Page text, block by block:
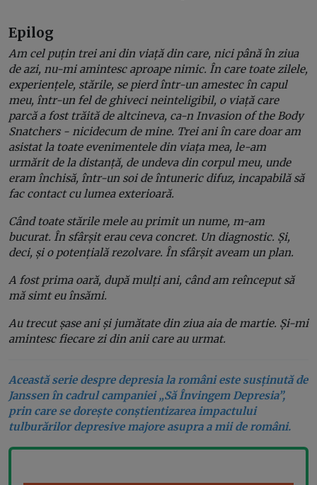
Epilog
Am cel puțin trei ani din viață din care, nici până în ziua
de azi, nu-mi amintesc aproape nimic. În care toate zilele,
experiențele, stările, se pierd într-un amestec în capul
meu, într-un fel de ghiveci neinteligibil, o viață care
parcă a fost trăită de altcineva, ca-n Invasion of the Body
Snatchers - nicidecum de mine. Trei ani în care doar am
asistat la toate evenimentele din viața mea, le-am
urmărit de la distanță, de undeva din corpul meu, unde
eram închisă, într-un soi de întuneric difuz, incapabilă să
fac contact cu lumea exterioară.
Când toate stările mele au primit un nume, m-am
bucurat. În sfârșit erau ceva concret. Un diagnostic. Și,
deci, și o potențială rezolvare. În sfârșit aveam un plan.
A fost prima oară, după mulți ani, când am reînceput să
mă simt eu însămi.
Au trecut șase ani și jumătate din ziua aia de martie. Și-mi
amintesc fiecare zi din anii care au urmat.
Această serie despre depresia la români este susținută de
Janssen în cadrul campaniei „Să Învingem Depresia”,
prin care se dorește conștientizarea impactului
tulburărilor depresive majore asupra a mii de români.